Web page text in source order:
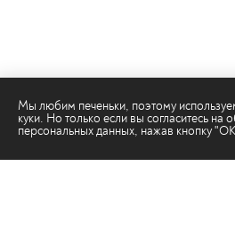
Мы любим печеньки, поэтому
куки. Но только если вы согласитесь на
персональных данных, нажав кнопку